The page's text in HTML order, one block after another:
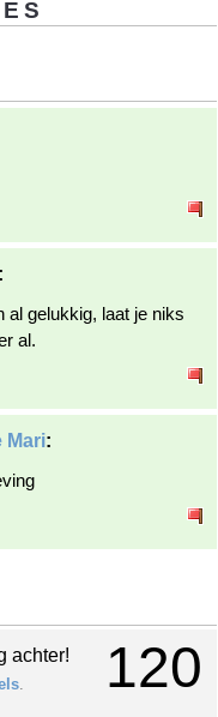
:
al gelukkig, laat je niks
al.
Mari:
120
achter!
.